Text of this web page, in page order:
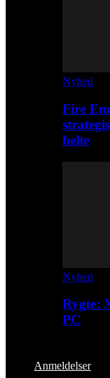
Nyhed
Fire
helte
Nyhed
Rygte:
PC
Anmeldelser